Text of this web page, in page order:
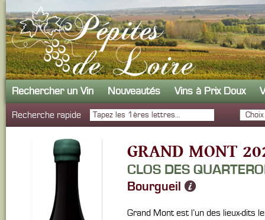
Rechercher un Vin Nouveautés Vins à Prix Doux
Recherche rapide
GRAND MONT
CLOS DES
Bourgueil
Grand Mont est l’un des lieux-dits